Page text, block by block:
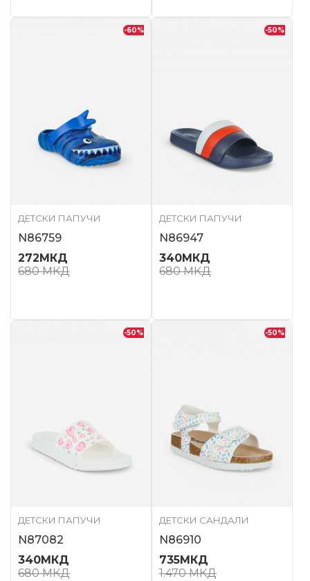
-60%
ДЕТСКИ ПАПУЧИ
N86759
272МКД
680МКД
-50%
ДЕТСКИ ПАПУЧИ
N86947
340МКД
680МКД
-50%
ДЕТСКИ ПАПУЧИ
N87082
340МКД
680МКД
-50%
ДЕТСКИ САНДАЛИ
N86910
735МКД
1.470МКД